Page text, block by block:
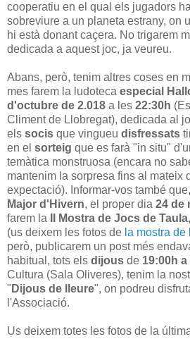
cooperatiu en el qual els jugadors
sobreviure a un planeta estrany, on
hi està donant caçera. No trigarem
dedicada a aquest joc, ja veureu.
Abans, però, tenim altres coses en
mes farem la ludoteca especial
d'octubre de 2.018 a les 22:30h
Climent de Llobregat), dedicada al
els socis que vingueu disfressats
en el sorteig que es farà "in situ"
temàtica monstruosa (encara no
mantenim la sorpresa fins al mateix
expectació). Informar-vos també
Major d'Hivern, el proper dia 24 de
farem la
II Mostra de Jocs de
(us deixem les fotos de la mostra
però, publicarem un post més
habitual, tots els dijous de 19:00h a
Cultura (Sala Oliveres), tenim la
" Dijous de lleure", on podreu
l'Associació.
Us deixem totes les fotos de la